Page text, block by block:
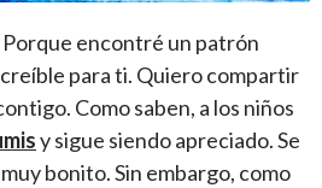
encontré un patrón
para ti. Quiero compartir
Como saben, a los niños
y sigue siendo apreciado. Se
bonito. Sin embargo, como